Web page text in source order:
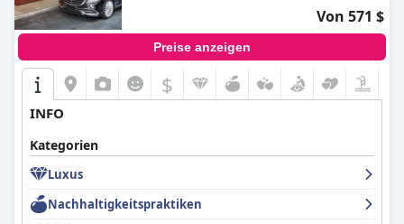
Von 571 $
Preise anzeigen
$
INFO
Kategorien
Luxus
Nachhaltigkeitspraktiken